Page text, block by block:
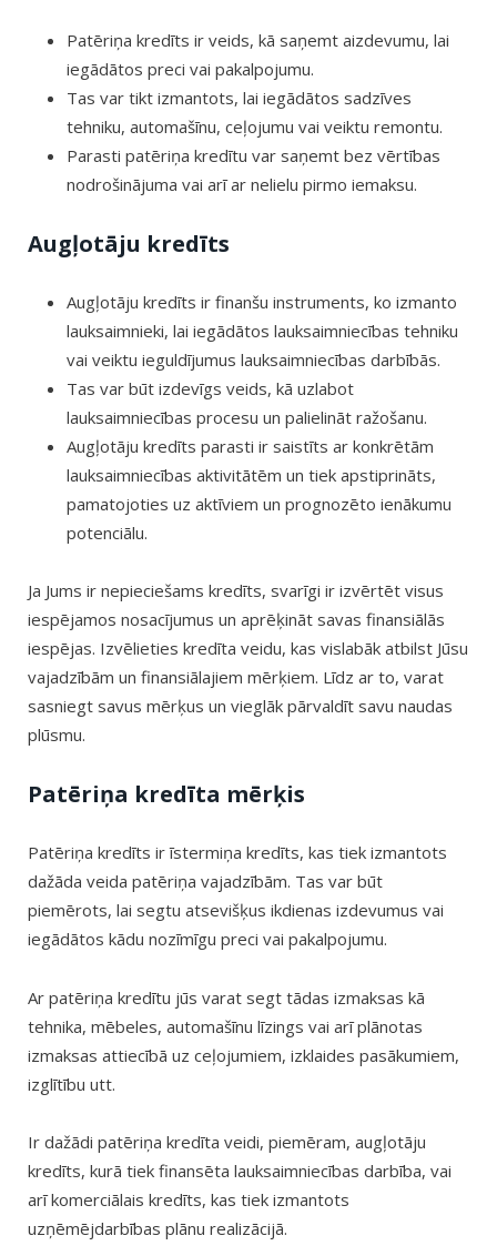
Patēriņa kredīts ir veids, kā saņemt aizdevumu, lai
iegādātos preci vai pakalpojumu.
Tas var tikt izmantots, lai iegādātos sadzīves
tehniku, automašīnu, ceļojumu vai veiktu remontu.
Parasti patēriņa kredītu var saņemt bez vērtības
nodrošinājuma vai arī ar nelielu pirmo iemaksu.
Augļotāju kredīts
Augļotāju kredīts ir finanšu instruments, ko izmanto
lauksaimnieki, lai iegādātos lauksaimniecības tehniku
vai veiktu ieguldījumus lauksaimniecības darbībās.
Tas var būt izdevīgs veids, kā uzlabot
lauksaimniecības procesu un palielināt ražošanu.
Augļotāju kredīts parasti ir saistīts ar konkrētām
lauksaimniecības aktivitātēm un tiek apstiprināts,
pamatojoties uz aktīviem un prognozēto ienākumu
potenciālu.
Ja Jums ir nepieciešams kredīts, svarīgi ir izvērtēt visus
iespējamos nosacījumus un aprēķināt savas finansiālās
iespējas. Izvēlieties kredīta veidu, kas vislabāk atbilst Jūsu
vajadzībām un finansiālajiem mērķiem. Līdz ar to, varat
sasniegt savus mērķus un vieglāk pārvaldīt savu naudas
plūsmu.
Patēriņa kredīta mērķis
Patēriņa kredīts ir īstermiņa kredīts, kas tiek izmantots
dažāda veida patēriņa vajadzībām. Tas var būt
piemērots, lai segtu atsevišķus ikdienas izdevumus vai
iegādātos kādu nozīmīgu preci vai pakalpojumu.
Ar patēriņa kredītu jūs varat segt tādas izmaksas kā
tehnika, mēbeles, automašīnu līzings vai arī plānotas
izmaksas attiecībā uz ceļojumiem, izklaides pasākumiem,
izglītību utt.
Ir dažādi patēriņa kredīta veidi, piemēram, augļotāju
kredīts, kurā tiek finansēta lauksaimniecības darbība, vai
arī komerciālais kredīts, kas tiek izmantots
uzņēmējdarbības plānu realizācijā.